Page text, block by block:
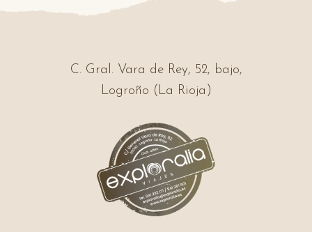
C. Gral. Vara de Rey, 52, bajo,
Logroño (La Rioja)